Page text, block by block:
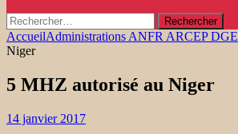
Rechercher :
AccueilAdministrations ANFR ARCEP DGE
Niger
5 MHZ autorisé au Niger
14 janvier 2017